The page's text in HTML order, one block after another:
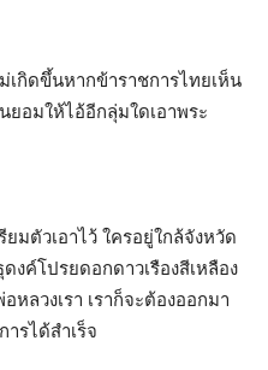
เกิดขึ้นหากข้าราชการไทยเห็น
อมให้ไอ้อีกลุ่มใดเอาพระ
มตัวเอาไว้ ใครอยู่ใกล้จังหวัด
ค์โปรยดอกดาวเรืองสีเหลือง
ลวงเรา เราก็จะต้องออกมา
รได้สำเร็จ